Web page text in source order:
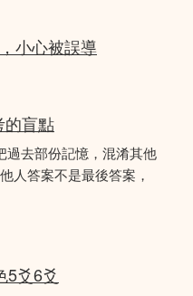
小心被誤導
的盲點
過去部份記憶，混淆其他
人答案不是最後答案，
5爻6爻